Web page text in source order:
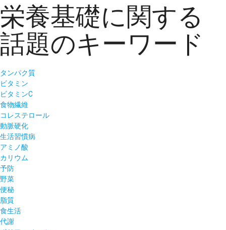
栄養基礎に関する
話題のキーワード
タンパク質
ビタミン
ビタミンC
食物繊維
コレステロール
動脈硬化
生活習慣病
アミノ酸
カリウム
予防
野菜
便秘
脂質
食生活
代謝